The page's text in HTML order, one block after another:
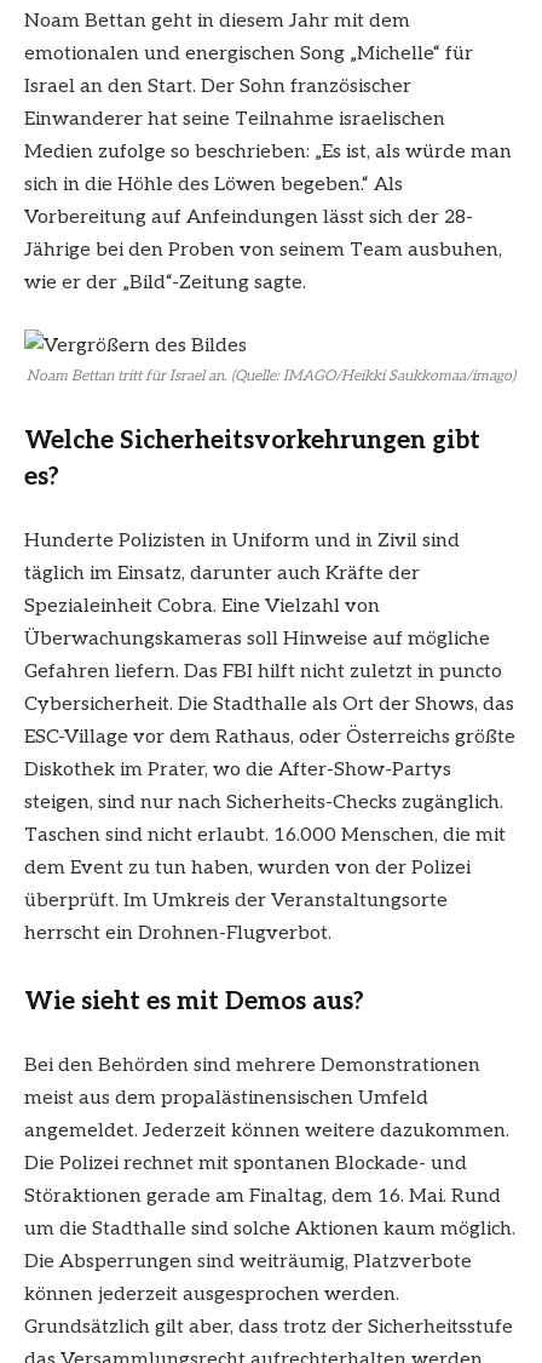
Noam Bettan geht in diesem Jahr mit dem
emotionalen und energischen Song „Michelle“ für
Israel an den Start. Der Sohn französischer
Einwanderer hat seine Teilnahme israelischen
Medien zufolge so beschrieben: „Es ist, als würde man
sich in die Höhle des Löwen begeben.“ Als
Vorbereitung auf Anfeindungen lässt sich der 28-
Jährige bei den Proben von seinem Team ausbuhen,
wie er der „Bild“-Zeitung sagte.
Noam Bettan tritt für Israel an. (Quelle: IMAGO/Heikki Saukkomaa/imago)
Welche Sicherheitsvorkehrungen gibt
es?
Hunderte Polizisten in Uniform und in Zivil sind
täglich im Einsatz, darunter auch Kräfte der
Spezialeinheit Cobra. Eine Vielzahl von
Überwachungskameras soll Hinweise auf mögliche
Gefahren liefern. Das FBI hilft nicht zuletzt in puncto
Cybersicherheit. Die Stadthalle als Ort der Shows, das
ESC-Village vor dem Rathaus, oder Österreichs größte
Diskothek im Prater, wo die After-Show-Partys
steigen, sind nur nach Sicherheits-Checks zugänglich.
Taschen sind nicht erlaubt. 16.000 Menschen, die mit
dem Event zu tun haben, wurden von der Polizei
überprüft. Im Umkreis der Veranstaltungsorte
herrscht ein Drohnen-Flugverbot.
Wie sieht es mit Demos aus?
Bei den Behörden sind mehrere Demonstrationen
meist aus dem propalästinensischen Umfeld
angemeldet. Jederzeit können weitere dazukommen.
Die Polizei rechnet mit spontanen Blockade- und
Störaktionen gerade am Finaltag, dem 16. Mai. Rund
um die Stadthalle sind solche Aktionen kaum möglich.
Die Absperrungen sind weiträumig, Platzverbote
können jederzeit ausgesprochen werden.
Grundsätzlich gilt aber, dass trotz der Sicherheitsstufe